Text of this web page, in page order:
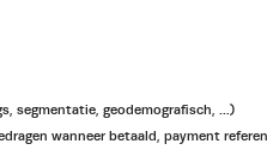
segmentatie, geodemografisch, …)
wanneer betaald, payment